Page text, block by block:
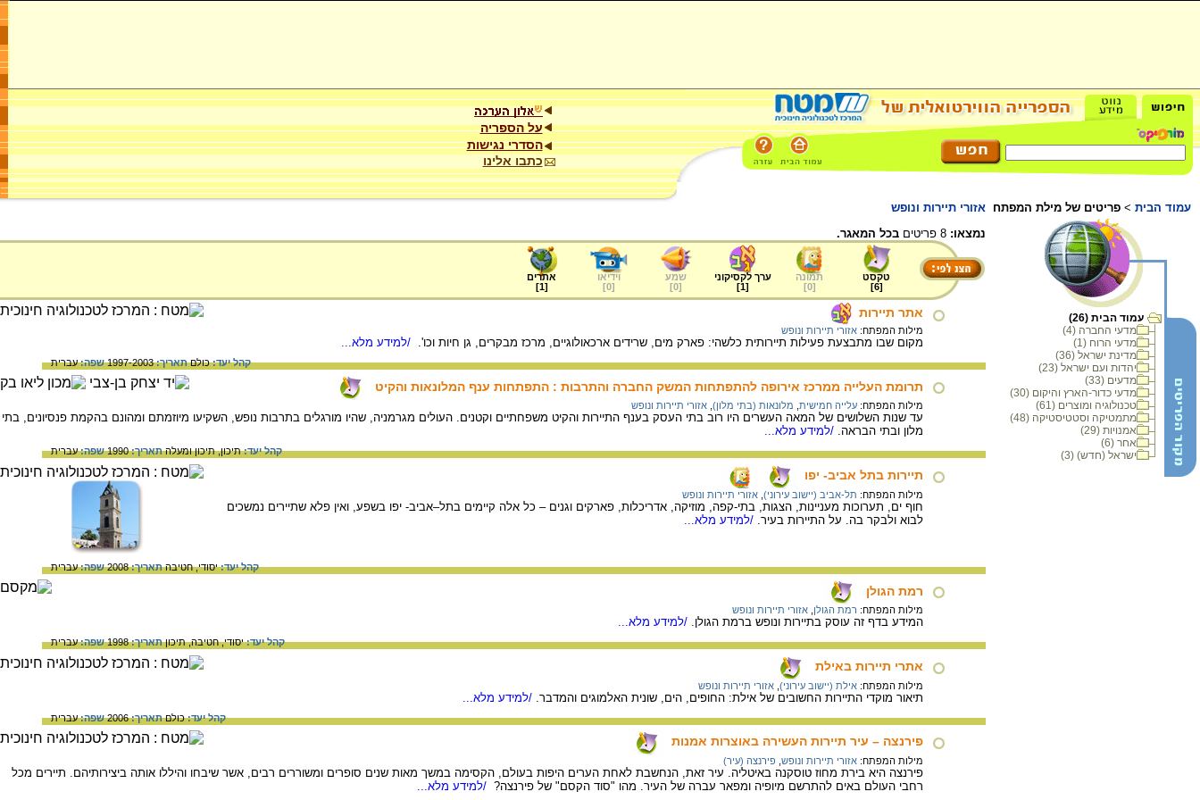
על הספריה
הסדרי נגישות
כתבו אלינו
עמוד הבית > פריטים של מילת המפתח אזורי תיירות ונופש
עמוד הבית (26)
מדעי החברה (4)
מדעי הרוח (1)
מדינת ישראל (36)
יהדות ועם ישראל (23)
מדעים (33)
מדעי כדור-הארץ והיקום (30)
טכנולוגיה ומוצרים (61)
מתמטיקה וסטטיסטיקה (48)
אמנויות (29)
אחר (6)
ישראל (חדש) (3)
נמצאו: בכל המאגר.
טקסט
[
6
]
תמונה
[
0
]
ערך לקסיקוני
[
1
]
שמע
[
0
]
וידיאו
[
0
]
אתרים
[
1
]
אתר תיירות
מילות המפתח: אזורי תיירות ונופש
מקום שבו מתבצעת פעילות תיירותית כלשהי: פארק מים, שרידים ארכאולוגיים, מרכז מבקרים, גן חיות וכו'. /למידע מלא...
קהל יעד:כולםתאריך:1997-2003 שפה:עברית
תרומת העלייה ממרכז אירופה להתפתחות המשק החברה והתרבות : התפתחות ענף המלונאות והקיט
מילות המפתח: עלייה חמישית מלונאות (בתי מלון) אזורי תיירות ונופש
עד שנות השלושים של המאה העשרים היו רוב בתי העסק בענף התיירות והקיט משפחתיים וקטנים. העולים מגרמניה, שהיו מורגלים בתרבות נופש, השקיעו מיוזמתם ומהונם בהקמת פנסיונים, בתי
מלון ובתי הבראה. /למידע מלא...
קהל יעד:תיכון,תיכון ומעלהתאריך:1990 שפה:עברית
תיירות בתל אביב- יפו
מילות המפתח: תל-אביב (יישוב עירוני) אזורי תיירות ונופש
חוף ים, תערוכות מעניינות, הצגות, בתי-קפה, מוזיקה, אדריכלות, פארקים וגנים – כל אלה קיימים בתל–אביב- יפו בשפע, ואין פלא שתיירים נמשכים
לבוא ולבקר בה. על התיירות בעיר. /למידע מלא...
קהל יעד:יסודי,חטיבהתאריך:2008 שפה:עברית
רמת הגולן
מילות המפתח: רמת הגולן אזורי תיירות ונופש
המידע בדף זה עוסק בתיירות ונופש ברמת הגולן. /למידע מלא...
קהל יעד:יסודי,חטיבה,תיכוןתאריך:1998 שפה:עברית
אתרי תיירות באילת
מילות המפתח: אילת (יישוב עירוני) אזורי תיירות ונופש
תיאור מוקדי התיירות החשובים של אילת: החופים, הים, שונית האלמוגים והמדבר. /למידע מלא...
קהל יעד:כולםתאריך:2006 שפה:עברית
פירנצה – עיר תיירות העשירה באוצרות אמנות
מילות המפתח: אזורי תיירות ונופש פירנצה (עיר)
פירנצה היא בירת מחוז טוסקנה באיטליה. עיר זאת, הנחשבת לאחת הערים היפות בעולם, הקסימה במשך מאות שנים סופרים ומשוררים רבים, אשר שיבחו והיללו אותה ביצירותיהם. תיירים מכל
רחבי העולם באים להתרשם מיופיה ומפאר עברה של העיר. מהו "סוד הקסם" של פירנצה? /למידע מלא...